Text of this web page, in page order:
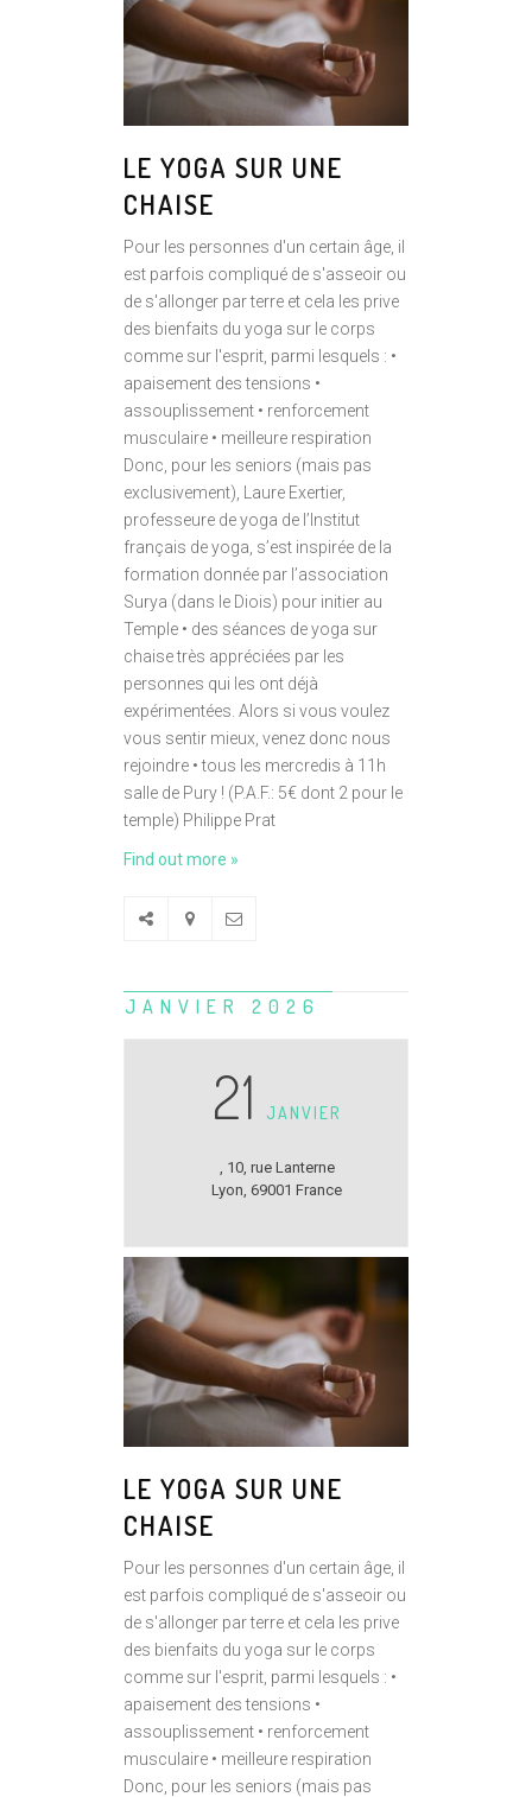
LE YOGA SUR UNE
CHAISE
Pour les personnes d'un certain âge, il
est parfois compliqué de s'asseoir ou
de s'allonger par terre et cela les prive
des bienfaits du yoga sur le corps
comme sur l'esprit, parmi lesquels : •
apaisement des tensions •
assouplissement • renforcement
musculaire • meilleure respiration
Donc, pour les seniors (mais pas
exclusivement), Laure Exertier,
professeure de yoga de l’Institut
français de yoga, s’est inspirée de la
formation donnée par l’association
Surya (dans le Diois) pour initier au
Temple • des séances de yoga sur
chaise très appréciées par les
personnes qui les ont déjà
expérimentées. Alors si vous voulez
vous sentir mieux, venez donc nous
rejoindre • tous les mercredis à 11h
salle de Pury ! (P.A.F.: 5€ dont 2 pour le
temple) Philippe Prat
Find out more »
JANVIER 2026
21 JANVIER
, 10, rue Lanterne
Lyon, 69001 France
LE YOGA SUR UNE
CHAISE
Pour les personnes d'un certain âge, il
est parfois compliqué de s'asseoir ou
de s'allonger par terre et cela les prive
des bienfaits du yoga sur le corps
comme sur l'esprit, parmi lesquels : •
apaisement des tensions •
assouplissement • renforcement
musculaire • meilleure respiration
Donc, pour les seniors (mais pas